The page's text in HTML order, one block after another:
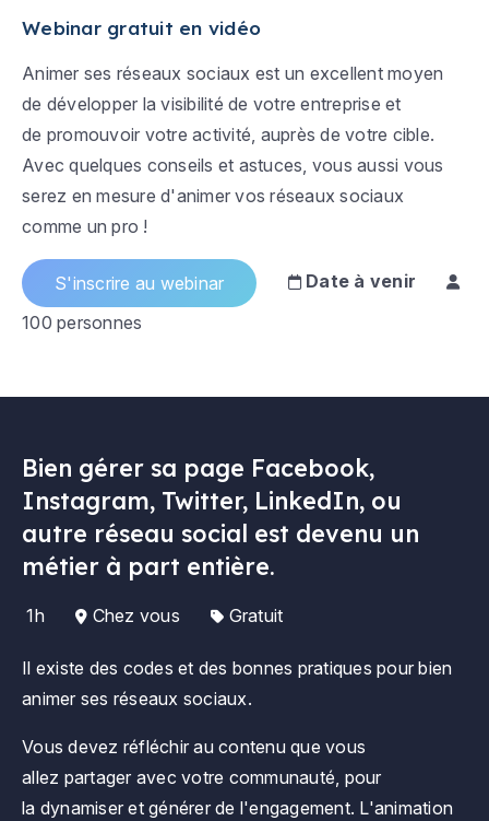
Webinar gratuit en vidéo
Animer ses réseaux sociaux est un excellent moyen
de développer la visibilité de votre entreprise et
de promouvoir votre activité, auprès de votre cible.
Avec quelques conseils et astuces, vous aussi vous
serez en mesure d'animer vos réseaux sociaux
comme un pro !
S'inscrire au webinar
Date à venir
100 personnes
Bien gérer sa page Facebook,
Instagram, Twitter, LinkedIn, ou
autre réseau social est devenu un
métier à part entière.
1h Chez vous Gratuit
Il existe des codes et des bonnes pratiques pour bien
animer ses réseaux sociaux.
Vous devez réfléchir au contenu que vous
allez partager avec votre communauté, pour
la dynamiser et générer de l'engagement. L'animation